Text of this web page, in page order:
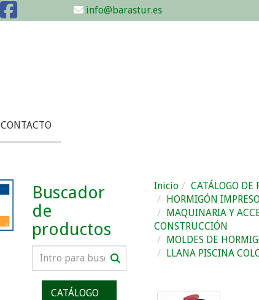
info@barastur.es
CONTACTO
Inicio
CATÁLOGO DE
HORMIGÓN
MAQUINARIA Y
CONSTRUCCIÓN
MOLDES DE
LLANA PISCINA
Buscador
de
productos
CATÁLOGO